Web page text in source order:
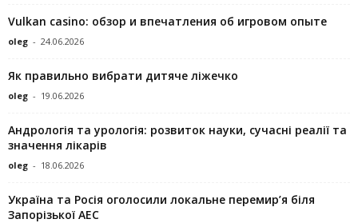
Vulkan casino: обзор и впечатления об игровом опыте
oleg - 24.06.2026
Як правильно вибрати дитяче ліжечко
oleg - 19.06.2026
Андрологія та урологія: розвиток науки, сучасні реалії та
значення лікарів
oleg - 18.06.2026
Україна та Росія оголосили локальне перемир’я біля
Запорізької АЕС